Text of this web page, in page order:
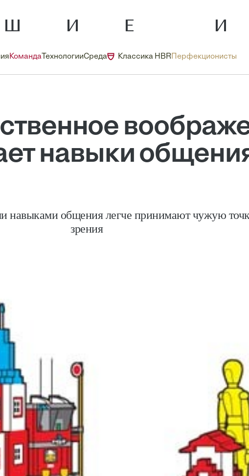
Команда ТехнологииСреда Классика HBR Перфекционисты
навыки
навыками общения легче принимают чужую
зрения